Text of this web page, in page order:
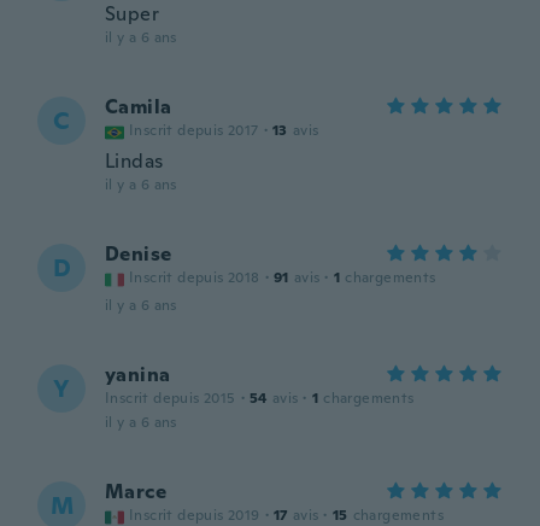
Super
il y a 6 ans
C Camila
Inscrit depuis 2017 · 13 avis
Lindas
il y a 6 ans
D Denise
Inscrit depuis 2018 · 91 avis · 1 chargements
il y a 6 ans
Y yanina
Inscrit depuis 2015 · 54 avis · 1 chargements
il y a 6 ans
M Marce
Inscrit depuis 2019 · 17 avis · 15 chargements